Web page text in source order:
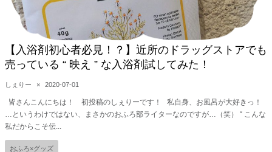
【入浴剤初心者必見！？】近所のドラッグストアでも
売っている “ 映え ” な入浴剤試してみた！
しぇりー × 2020-07-01
皆さんこんにちは！ 初投稿のしぇりーです！ 私自身、お風呂が大好きっ！
…というわけではない、まさかのおふろ部ライターなのですが…（笑） “ こんな
私だからこそ伝...
おふろ×グッズ